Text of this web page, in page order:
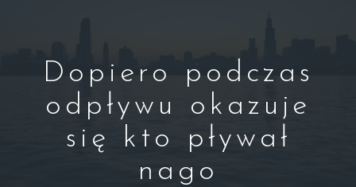
Dopiero podczas
odpływu okazuje
się kto pływał
nago